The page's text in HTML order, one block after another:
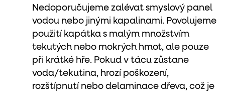
Nedoporučujeme zalévat smyslový panel
vodou nebo jinými kapalinami. Povolujeme
použití kapátka s malým množstvím
tekutých nebo mokrých hmot, ale pouze
při krátké hře. Pokud v tácu zůstane
voda/tekutina, hrozí poškození,
rozštípnutí nebo delaminace dřeva, což je